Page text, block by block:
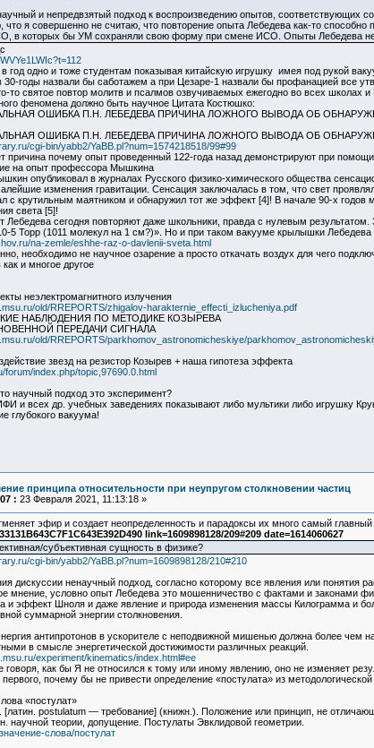
и непредвзятый подход к воспроизведению опытов, соответствующих
что я совершенно не считаю, что повторение опыта Лебедева как-то
в которых бы УМ сохраняли свою форму при смене ИСО. Опыты Лебедева
в год одно и тоже студентам показывая китайскую игрушку имея под рукой
30-годы назвали бы саботажем а при Цезаре-1 назвали бы профанацией все
то святое повтор молитв и псалмов озвучиваемых ежегодно во всех школах и
феномена должно быть научное Цитата Костюшко:
ОШИБКА П.Н. ЛЕБЕДЕВА ПРИЧИНА ЛОЖНОГО ВЫВОДА ОБ
ОШИБКА П.Н. ЛЕБЕДЕВА ПРИЧИНА ЛОЖНОГО ВЫВОДА ОБ
cgi-bin/yabb2/YaBB.pl?num=1574218518/99#99
причина почему опыт проведенный 122-года назад демонстрируют при
на опыт профессора Мышкина
опубликовал в журналах Русского физико-химического общества
изменения гравитации. Сенсация заключалась в том, что свет
с крутильным маятником и обнаружил тот же эффект [4]! В начале 90-х
света [5]!
Лебедева сегодня повторяют даже школьники, правда с нулевым
5 Торр (1011 молекул на 1 см?)». Но и при таком вакууме крылышки
na-zemle/eshhe-raz-o-davlenii-sveta.html
необходимо не научное озарение а просто откачать воздух для чего
и многое другое
неэлектромагнитного излучения
old/RREPORTS/zhigalov-harakternie_effecti_izlucheniya.pdf
НАБЛЮДЕНИЯ ПО МЕТОДИКЕ КОЗЫРЕВА
ПЕРЕДАЧИ СИГНАЛА
old/RREPORTS/parkhomov_astronomicheskiye/
звезд на резистор Козырев + наша гипотеза эффекта
forum/index.php/topic,97690.0.html
научный подход это эксперимент?
и всех др. учебных заведениях показывают либо мультики либо игрушку
глубокого вакуума!
принципа относительности при неупругом столкновении частиц
: 23 Февраля 2021, 11:13:18 »
эфир и создает неопределенность и парадоксы их много самый
link=1609898128/209#209 date=1614060627
субъективная сущность в физике?
cgi-bin/yabb2/YaBB.pl?num=1609898128/210#210
дискуссии ненаучный подход, согласно которому все явления или понятия
мнение, условно опыт Лебедева это мошенничество с фактами и
эффект Шноля и даже явление и природа изменения массы Килограмма и
суммарной энергии столкновения.
антипротонов в ускорителе с неподвижной мишенью должна более чем
в смысле энергетической достижимости различных реакций.
experiment/kinematics/index.html#ee
говоря, как бы Я не относился к тому или иному явлению, оно не изменяет
первого, почему бы не привести определение «постулата» из
«постулат»
postulatum — требование] (книжн.). Положение или принцип, не
научной теории, допущение. Постулаты Эвклидовой геометрии.
слова/постулат